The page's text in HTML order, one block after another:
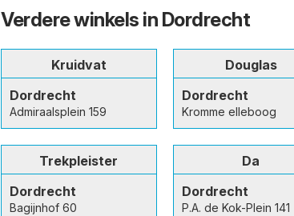
Verdere winkels in Dordrecht
Kruidvat
Dordrecht
Admiraalsplein 159
Douglas
Dordrecht
Kromme elleboog
Trekpleister
Dordrecht
Bagijnhof 60
Da
Dordrecht
P.A. de Kok-Plein 141